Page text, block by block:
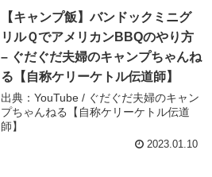
【キャンプ飯】バンドックミニグ
リルＱでアメリカンBBQのやり方
– ぐだぐだ夫婦のキャンプちゃんね
る【自称ケリーケトル伝道師】
出典：YouTube / ぐだぐだ夫婦のキャン
プちゃんねる【自称ケリーケトル伝道
師】
2023.01.10